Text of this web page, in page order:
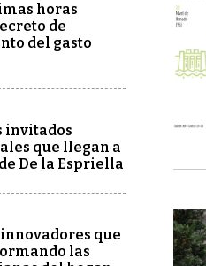
horas
de
del gasto
invitados
que llegan a
De la Espriella
que
las